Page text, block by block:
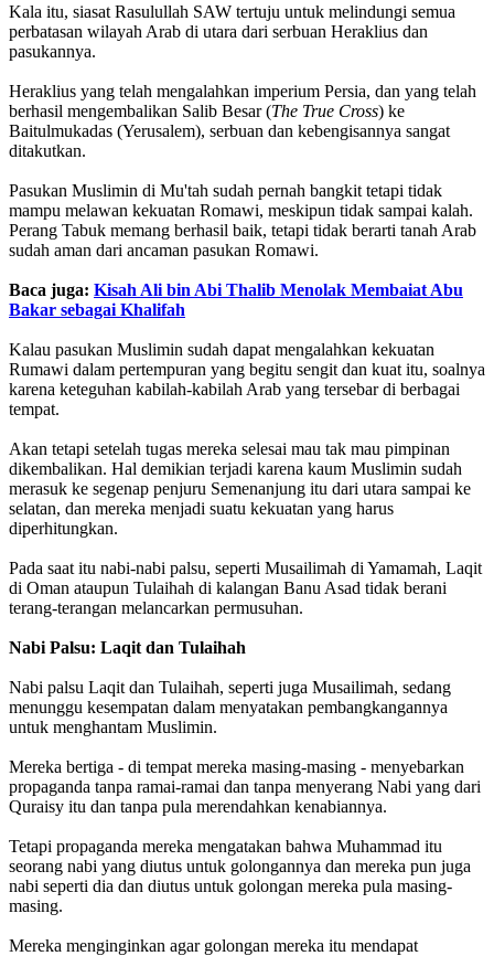
Kala itu, siasat Rasulullah SAW tertuju untuk melindungi semua
perbatasan wilayah Arab di utara dari serbuan Heraklius dan
pasukannya.
Heraklius yang telah mengalahkan imperium Persia, dan yang telah
berhasil mengembalikan Salib Besar (The True Cross) ke
Baitulmukadas (Yerusalem), serbuan dan kebengisannya sangat
ditakutkan.
Pasukan Muslimin di Mu'tah sudah pernah bangkit tetapi tidak
mampu melawan kekuatan Romawi, meskipun tidak sampai kalah.
Perang Tabuk memang berhasil baik, tetapi tidak berarti tanah Arab
sudah aman dari ancaman pasukan Romawi.
Baca juga: Kisah Ali bin Abi Thalib Menolak Membaiat Abu
Bakar sebagai Khalifah
Kalau pasukan Muslimin sudah dapat mengalahkan kekuatan
Rumawi dalam pertempuran yang begitu sengit dan kuat itu, soalnya
karena keteguhan kabilah-kabilah Arab yang tersebar di berbagai
tempat.
Akan tetapi setelah tugas mereka selesai mau tak mau pimpinan
dikembalikan. Hal demikian terjadi karena kaum Muslimin sudah
merasuk ke segenap penjuru Semenanjung itu dari utara sampai ke
selatan, dan mereka menjadi suatu kekuatan yang harus
diperhitungkan.
Pada saat itu nabi-nabi palsu, seperti Musailimah di Yamamah, Laqit
di Oman ataupun Tulaihah di kalangan Banu Asad tidak berani
terang-terangan melancarkan permusuhan.
Nabi Palsu: Laqit dan Tulaihah
Nabi palsu Laqit dan Tulaihah, seperti juga Musailimah, sedang
menunggu kesempatan dalam menyatakan pembangkangannya
untuk menghantam Muslimin.
Mereka bertiga - di tempat mereka masing-masing - menyebarkan
propaganda tanpa ramai-ramai dan tanpa menyerang Nabi yang dari
Quraisy itu dan tanpa pula merendahkan kenabiannya.
Tetapi propaganda mereka mengatakan bahwa Muhammad itu
seorang nabi yang diutus untuk golongannya dan mereka pun juga
nabi seperti dia dan diutus untuk golongan mereka pula masing-
masing.
Mereka menginginkan agar golongan mereka itu mendapat